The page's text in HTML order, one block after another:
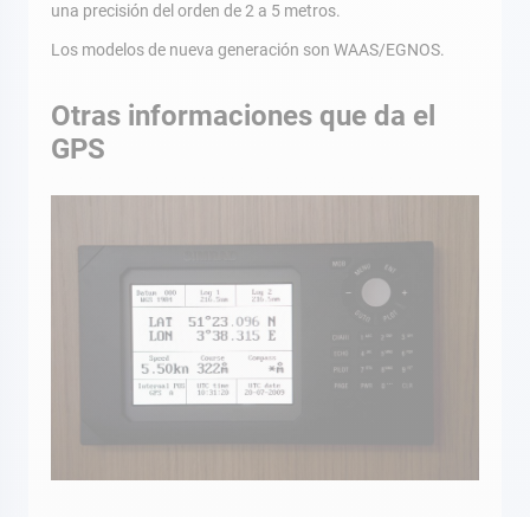
una precisión del orden de 2 a 5 metros.
Los modelos de nueva generación son WAAS/EGNOS.
Otras informaciones que da el
GPS